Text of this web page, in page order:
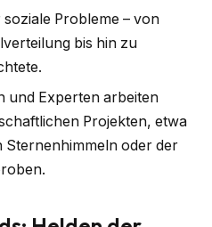
Probleme – von
bis hin zu
und Experten arbeiten
Projekten, etwa
Sternenhimmeln oder der